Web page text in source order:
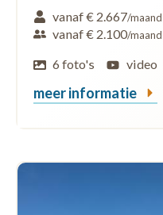
vanaf € 2.667/maand
vanaf € 2.100/maand
6 foto's
video
meer informatie